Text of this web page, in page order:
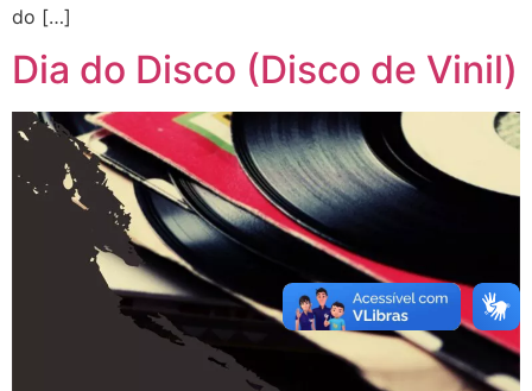
do […]
Dia do Disco (Disco de Vinil)